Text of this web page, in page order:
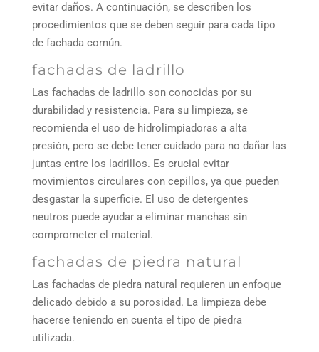
evitar daños. A continuación, se describen los
procedimientos que se deben seguir para cada tipo
de fachada común.
fachadas de ladrillo
Las fachadas de ladrillo son conocidas por su
durabilidad y resistencia. Para su limpieza, se
recomienda el uso de hidrolimpiadoras a alta
presión, pero se debe tener cuidado para no dañar las
juntas entre los ladrillos. Es crucial evitar
movimientos circulares con cepillos, ya que pueden
desgastar la superficie. El uso de detergentes
neutros puede ayudar a eliminar manchas sin
comprometer el material.
fachadas de piedra natural
Las fachadas de piedra natural requieren un enfoque
delicado debido a su porosidad. La limpieza debe
hacerse teniendo en cuenta el tipo de piedra
utilizada.